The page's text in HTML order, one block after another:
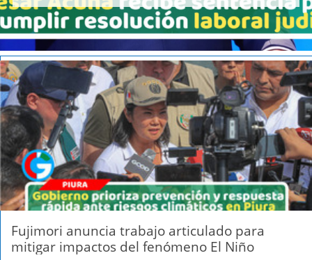
Fujimori anuncia trabajo articulado para
mitigar impactos del fenómeno El Niño